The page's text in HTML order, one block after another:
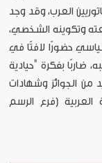
العرب، وقد وجد
وتكوينه الشخصي،
حضورًا لافتًا في
ضاربًا بفكرة "حيادية
من الجوائز وشهادات
العربية (فرع الرسم